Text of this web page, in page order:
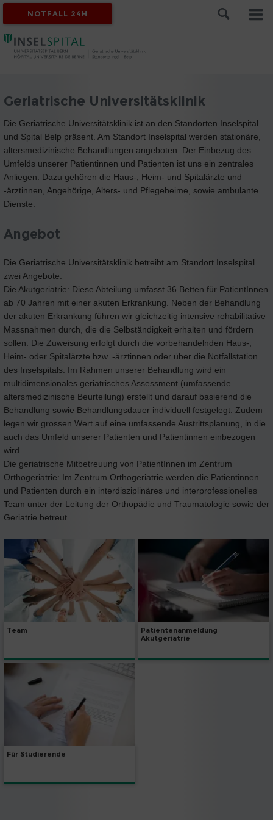
NOTFALL 24H
Geriatrische Universitätsklinik
Die Geriatrische Universitätsklinik ist an den Standorten Inselspital
und Spital Belp präsent. Am Standort Inselspital werden stationäre,
altersmedizinische Behandlungen angeboten. Der Einbezug des
Umfelds unserer Patientinnen und Patienten ist uns ein zentrales
Anliegen. Dazu gehören die Haus-, Heim- und Spitalärzte und
-ärztinnen, Angehörige, Alters- und Pflegeheime, sowie ambulante
Dienste.
Angebot
Die Geriatrische Universitätsklinik betreibt am Standort Inselspital
zwei Angebote:
Die Akutgeriatrie: Diese Abteilung umfasst 36 Betten für PatientInnen
ab 70 Jahren mit einer akuten Erkrankung. Neben der Behandlung
der akuten Erkrankung führen wir gleichzeitig intensive rehabilitative
Massnahmen durch, die die Selbständigkeit erhalten und fördern
sollen. Die Zuweisung erfolgt durch die vorbehandelnden Haus-,
Heim- oder Spitalärzte bzw. -ärztinnen oder über die Notfallstation
des Inselspitals. Im Rahmen unserer Behandlung wird ein
multidimensionales geriatrisches Assessment (umfassende
altersmedizinische Beurteilung) erstellt und darauf basierend die
Behandlung sowie Behandlungsdauer individuell festgelegt. Zudem
legen wir grossen Wert auf eine umfassende Austrittsplanung, in die
auch das Umfeld unserer Patienten und Patientinnen einbezogen
wird.
Die geriatrische Mitbetreuung von PatientInnen im Zentrum
Orthogeriatrie: Im Zentrum Orthogeriatrie werden die Patientinnen
und Patienten durch ein interdisziplinäres und interprofessionelles
Team unter der Leitung der Orthopädie und Traumatologie sowie der
Geriatrie betreut.
Team
Patientenanmeldung
Akutgeriatrie
Für Studierende